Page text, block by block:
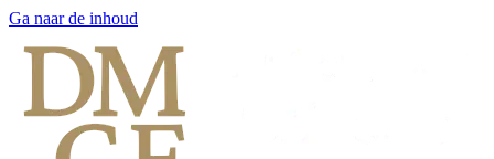
Ga naar de inhoud